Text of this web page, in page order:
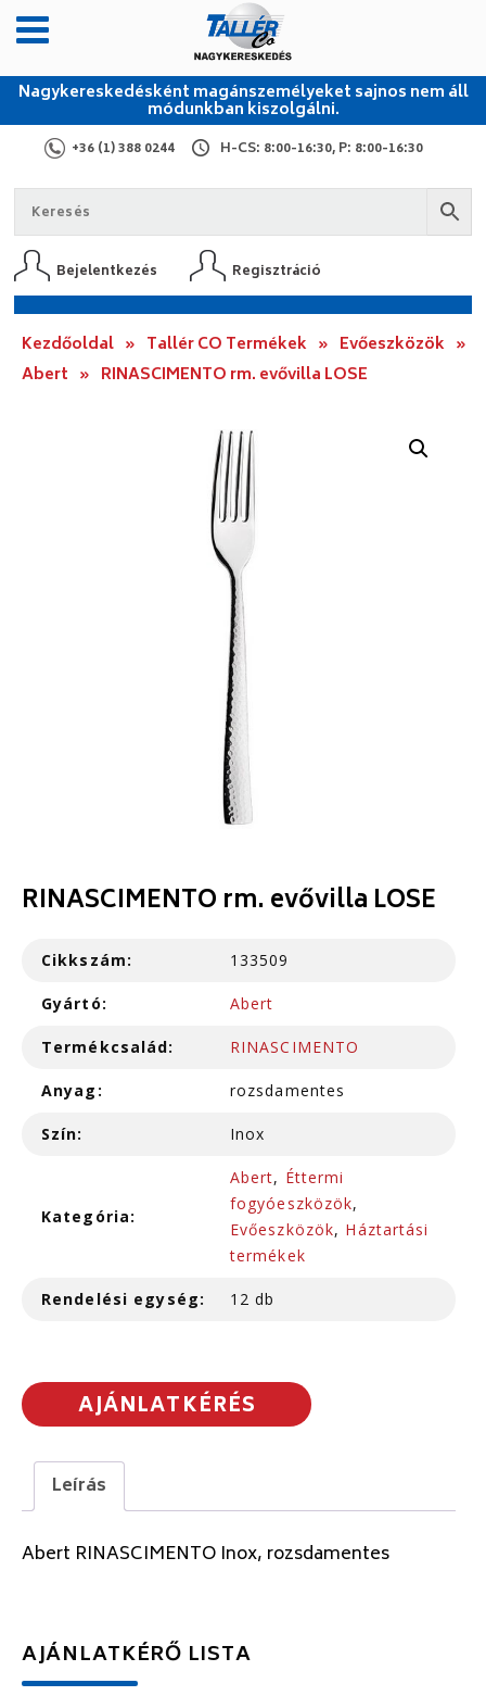
Nagykereskedésként magánszemélyeket sajnos nem áll
módunkban kiszolgálni.
+36 (1) 388 0244 H-CS: 8:00-16:30, P: 8:00-16:30
Bejelentkezés Regisztráció
Kezdőoldal » Tallér CO Termékek » Evőeszközök »
Abert » RINASCIMENTO rm. evővilla LOSE
RINASCIMENTO rm. evővilla LOSE
Cikkszám: 133509
Gyártó: Abert
Termékcsalád: RINASCIMENTO
Anyag: rozsdamentes
Szín: Inox
Kategória:
Abert, Éttermi
fogyóeszközök,
Evőeszközök, Háztartási
termékek
Rendelési egység: 12 db
AJÁNLATKÉRÉS
Leírás
Abert RINASCIMENTO Inox, rozsdamentes
AJÁNLATKÉRŐ LISTA